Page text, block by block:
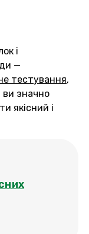
і
—
тестування,
ви значно
якісний і